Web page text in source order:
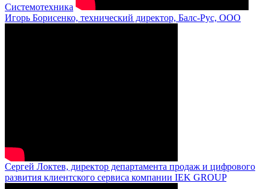
Системотехника
Игорь Борисенко, технический директор, Балс-Рус, ООО
Сергей Локтев, директор департамента продаж и цифрового
развития клиентского сервиса компании IEK GROUP